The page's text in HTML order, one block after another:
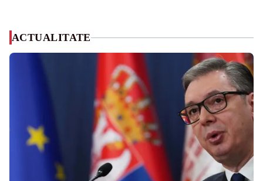
ACTUALITATE